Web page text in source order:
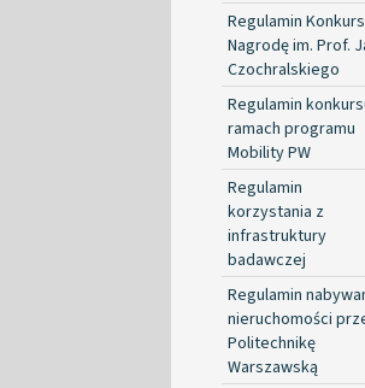
Regulamin
Nagrodę im. Prof.
Czochralskiego
Regulamin
ramach programu
Mobility PW
Regulamin
korzystania z
infrastruktury
badawczej
Regulamin
nieruchomości
Politechnikę
Warszawską